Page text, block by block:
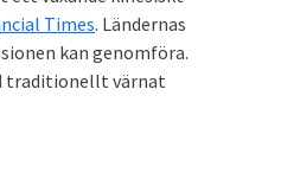
handel är i dag det centrala.
och för att stärka
två styrande dokument,
Times. Ländernas
kan genomföra.
traditionellt värnat